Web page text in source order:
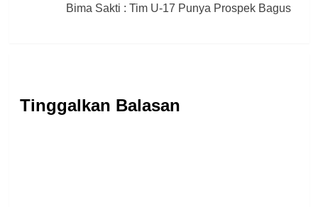
Bima Sakti : Tim U-17 Punya Prospek Bagus
Tinggalkan Balasan